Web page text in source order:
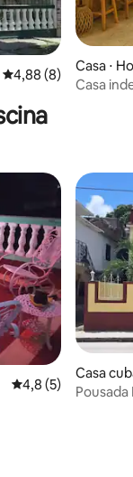
4,88 de uma
4,88 (8)
Casa ⋅
Casa
4,8 de uma
4,8 (5)
Casa
Pousada